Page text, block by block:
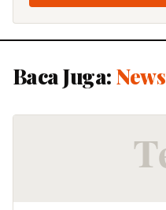
Baca Juga: News